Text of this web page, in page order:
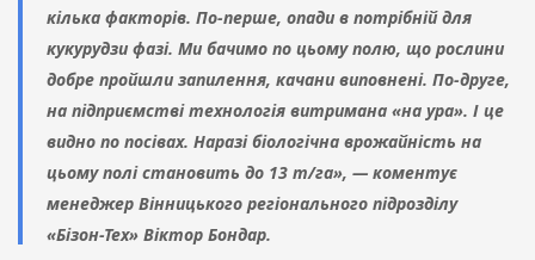
кілька факторів. По-перше, опади в потрібній для
кукурудзи фазі. Ми бачимо по цьому полю, що рослини
добре пройшли запилення, качани виповнені. По-друге,
на підприємстві технологія витримана «на ура». І це
видно по посівах. Наразі біологічна врожайність на
цьому полі становить до 13 т/га», — коментує
менеджер Вінницького регіонального підрозділу
«Бізон-Тех» Віктор Бондар.